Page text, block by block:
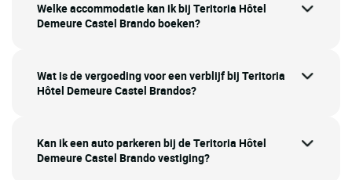
Welke accommodatie kan ik bij Teritoria Hôtel
Demeure Castel Brando boeken?
Wat is de vergoeding voor een verblijf bij Teritoria
Hôtel Demeure Castel Brandos?
Kan ik een auto parkeren bij de Teritoria Hôtel
Demeure Castel Brando vestiging?